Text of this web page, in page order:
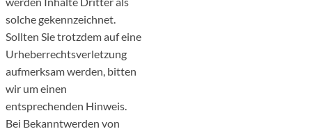
solche gekennzeichnet.
Sollten Sie trotzdem auf eine
Urheberrechtsverletzung
aufmerksam werden, bitten
wir um einen
entsprechenden Hinweis.
Bei Bekanntwerden von